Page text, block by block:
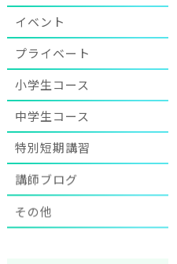
イベント
プライベート
小学生コース
中学生コース
特別短期講習
講師ブログ
その他